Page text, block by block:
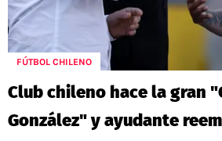
FÚTBOL CHILENO
Club chileno hace la gran
González" y ayudante